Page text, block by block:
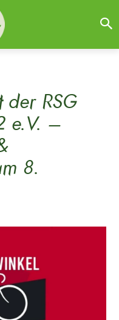
der RSG
e.V. –
8.